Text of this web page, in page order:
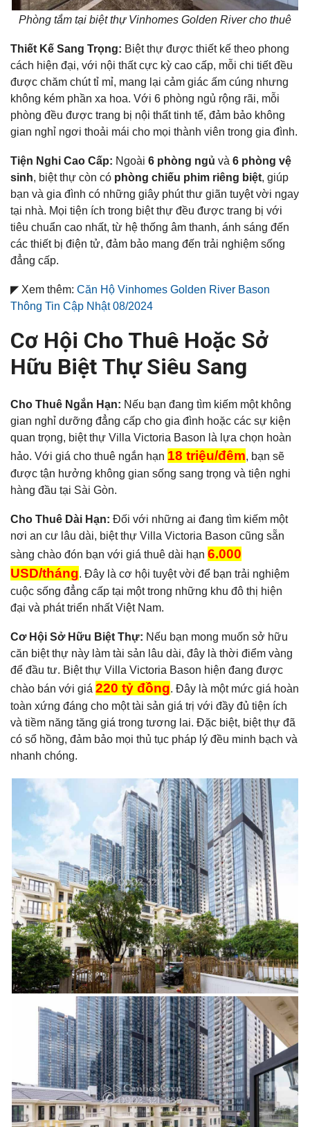
Phòng tắm tại biệt thự Vinhomes Golden River cho thuê
Thiết Kế Sang Trọng: Biệt thự được thiết kế theo phong
cách hiện đại, với nội thất cực kỳ cao cấp, mỗi chi tiết đều
được chăm chút tỉ mỉ, mang lại cảm giác ấm cúng nhưng
không kém phần xa hoa. Với 6 phòng ngủ rộng rãi, mỗi
phòng đều được trang bị nội thất tinh tế, đảm bảo không
gian nghỉ ngơi thoải mái cho mọi thành viên trong gia đình.
Tiện Nghi Cao Cấp: Ngoài 6 phòng ngủ và 6 phòng vệ
sinh, biệt thự còn có phòng chiếu phim riêng biệt, giúp
bạn và gia đình có những giây phút thư giãn tuyệt vời ngay
tại nhà. Mọi tiện ích trong biệt thự đều được trang bị với
tiêu chuẩn cao nhất, từ hệ thống âm thanh, ánh sáng đến
các thiết bị điện tử, đảm bảo mang đến trải nghiệm sống
đẳng cấp.
◤ Xem thêm: Căn Hộ Vinhomes Golden River Bason
Thông Tin Cập Nhật 08/2024
Cơ Hội Cho Thuê Hoặc Sở
Hữu Biệt Thự Siêu Sang
Cho Thuê Ngắn Hạn: Nếu bạn đang tìm kiếm một không
gian nghỉ dưỡng đẳng cấp cho gia đình hoặc các sự kiện
quan trọng, biệt thự Villa Victoria Bason là lựa chọn hoàn
hảo. Với giá cho thuê ngắn hạn 18 triệu/đêm, bạn sẽ
được tận hưởng không gian sống sang trọng và tiện nghi
hàng đầu tại Sài Gòn.
Cho Thuê Dài Hạn: Đối với những ai đang tìm kiếm một
nơi an cư lâu dài, biệt thự Villa Victoria Bason cũng sẵn
sàng chào đón bạn với giá thuê dài hạn 6.000
USD/tháng. Đây là cơ hội tuyệt vời để bạn trải nghiệm
cuộc sống đẳng cấp tại một trong những khu đô thị hiện
đại và phát triển nhất Việt Nam.
Cơ Hội Sở Hữu Biệt Thự: Nếu bạn mong muốn sở hữu
căn biệt thự này làm tài sản lâu dài, đây là thời điểm vàng
để đầu tư. Biệt thự Villa Victoria Bason hiện đang được
chào bán với giá 220 tỷ đồng. Đây là một mức giá hoàn
toàn xứng đáng cho một tài sản giá trị với đầy đủ tiện ích
và tiềm năng tăng giá trong tương lai. Đặc biệt, biệt thự đã
có sổ hồng, đảm bảo mọi thủ tục pháp lý đều minh bạch và
nhanh chóng.